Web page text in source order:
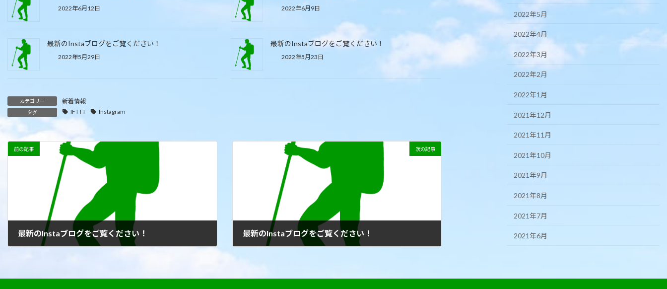
2022年6月12日 2022年6月9日
最新のInstaブログをご覧ください！
2022年5月29日
最新のInstaブログをご覧ください！
2022年5月23日
カテゴリー 新着情報
タグ IFTTT Instagram
前の記事
最新のInstaブログをご覧ください！
次の記事
最新のInstaブログをご覧ください！
2022年5月
2022年4月
2022年3月
2022年2月
2022年1月
2021年12月
2021年11月
2021年10月
2021年9月
2021年8月
2021年7月
2021年6月